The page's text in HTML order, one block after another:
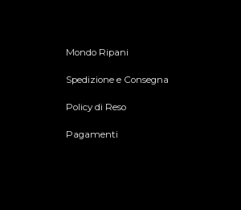
Mondo Ripani
Spedizione e Consegna
Policy di Reso
Pagamenti